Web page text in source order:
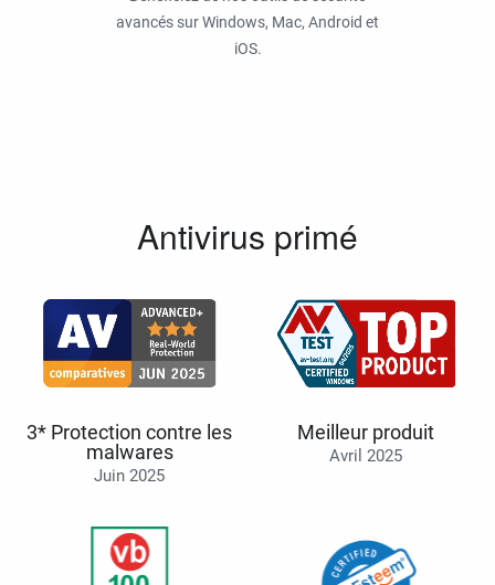
avancés sur Windows, Mac, Android et
iOS.
Antivirus primé
3* Protection contre les
malwares
Juin 2025
Meilleur produit
Avril 2025